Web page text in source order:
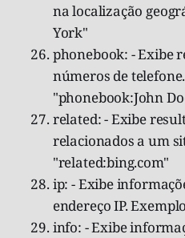
na localização
York"
phonebook: - Exibe
números de
"phonebook:John
related: - Exibe
relacionados a um
"related:bing.com"
ip: - Exibe
endereço IP.
info: - Exibe